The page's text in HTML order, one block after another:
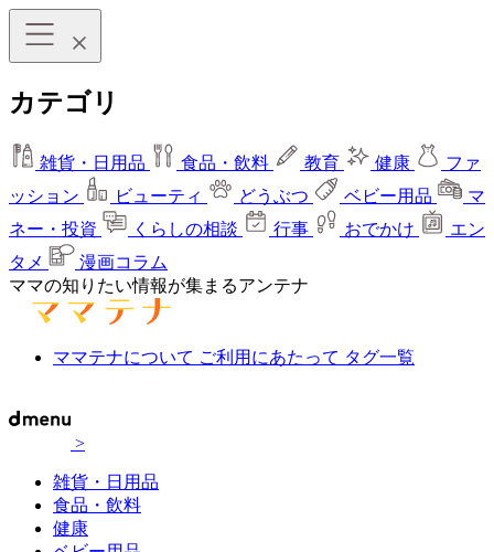
カテゴリ
雑貨・日用品 食品・飲料 教育 健康
ファ
ッション
ビューティ どうぶつ ベビー用品
マ
ネー・投資
くらしの相談 行事 おでかけ
エン
タメ
漫画コラム
ママの知りたい情報が集まるアンテナ
ママテナについて ご利用にあたって タグ一覧
>
雑貨・日用品
食品・飲料
健康